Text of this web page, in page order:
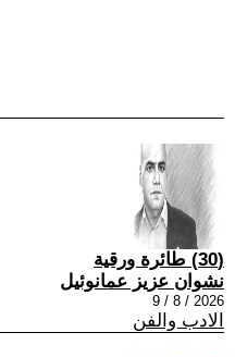
(30) طائرة ورقية
نشوان عزيز عمانوئيل
2026 / 8 / 9
الادب والفن